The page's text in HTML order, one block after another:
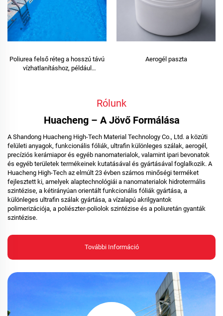
Poliurea felső réteg a hosszú távú
vízhatlanításhoz, például
Aerogél paszta
Rólunk
Huacheng – A Jövő Formálása
A Shandong Huacheng High-Tech Material Technology Co., Ltd. a közúti
felületi anyagok, funkcionális fóliák, ultrafin különleges szálak, aerogél,
precíziós kerámiapor és egyéb nanomaterialok, valamint ipari bevonatok
és egyéb területek termékeinek kutatásával és gyártásával foglalkozik. A
Huacheng High-Tech az elmúlt 23 évben számos minőségi terméket
fejlesztett ki, amelyek alaptechnológiái a nanomaterialok hidrotermális
szintézise, a kétirányúan orientált funkcionális fóliák gyártása, a
különleges ultrafin szálak gyártása, a vízalapú akrilgyantok
polimerizációja, a poliészter-poliolok szintézise és a poliuretán gyanták
szintézise.
További Információ